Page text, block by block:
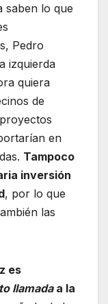
saben lo que
Pedro
izquierda
quiera
de
en
Tampoco
inversión
, por lo que
las
es
llamadaa la